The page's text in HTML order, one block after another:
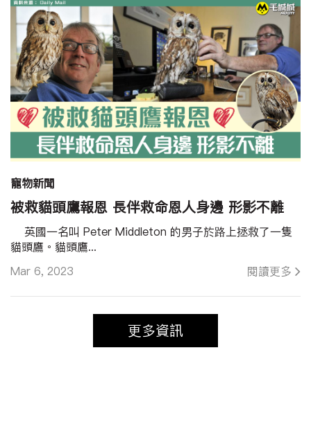
寵物新聞
被救貓頭鷹報恩 長伴救命恩人身邊 形影不離
Mar 6, 2023 閱讀更多
貓頭鷹。貓頭鷹...
更多資訊